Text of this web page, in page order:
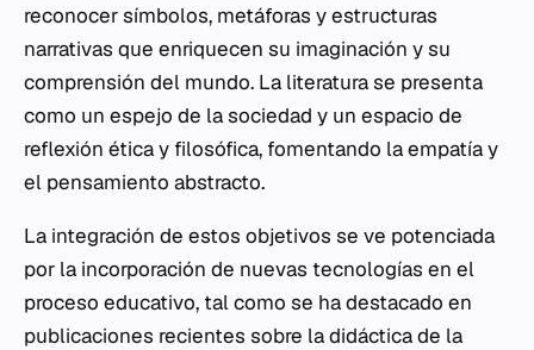
reconocer símbolos, metáforas y estructuras
narrativas que enriquecen su imaginación y su
comprensión del mundo. La literatura se presenta
como un espejo de la sociedad y un espacio de
reflexión ética y filosófica, fomentando la empatía y
el pensamiento abstracto.
La integración de estos objetivos se ve potenciada
por la incorporación de nuevas tecnologías en el
proceso educativo, tal como se ha destacado en
publicaciones recientes sobre la didáctica de la